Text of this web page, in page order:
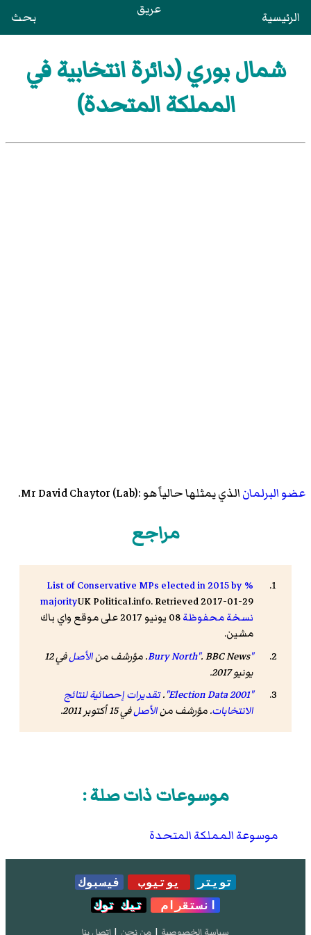
الرئيسية عريق بحث
شمال بوري (دائرة انتخابية في
المملكة المتحدة)
عضو البرلمانالذي يمثلها حالياً هو :Mr David Chaytor (Lab).
مراجع
List of Conservative MPs elected in 2015 by %
majorityUK Political.info. Retrieved 2017-01-29
نسخة محفوظة
08 يونيو 2017 على موقع واي باك
مشين.
"Bury North". BBC News. مؤرشف من الأصل
في 12
يونيو 2017
.
"Election Data 2001"
.تقديرات إحصائية لنتائج
الانتخابات. مؤرشف منالأصلفي 15 أكتوبر 2011 .
موسوعات ذات صلة :
موسوعة المملكة المتحدة
تويتر يوتيوب
فيسبوك
انستقرام
تيك توك
سياسة الخصوصية | من نحن | إتصل بنا